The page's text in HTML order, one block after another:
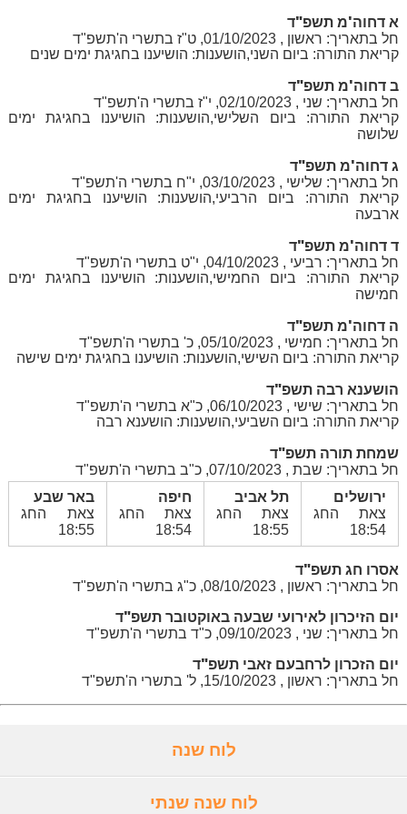
א דחוה'מ תשפ"ד
חל בתאריך: ראשון , 01/10/2023, ט"ז בתשרי ה'תשפ"ד
קריאת התורה: ביום השני,הושענות: הושיענו בחגיגת ימים שנים
ב דחוה'מ תשפ"ד
חל בתאריך: שני , 02/10/2023, י"ז בתשרי ה'תשפ"ד
קריאת התורה: ביום השלישי,הושענות: הושיענו בחגיגת ימים
שלושה
ג דחוה'מ תשפ"ד
חל בתאריך: שלישי , 03/10/2023, י"ח בתשרי ה'תשפ"ד
קריאת התורה: ביום הרביעי,הושענות: הושיענו בחגיגת ימים
ארבעה
ד דחוה'מ תשפ"ד
חל בתאריך: רביעי , 04/10/2023, י"ט בתשרי ה'תשפ"ד
קריאת התורה: ביום החמישי,הושענות: הושיענו בחגיגת ימים
חמישה
ה דחוה'מ תשפ"ד
חל בתאריך: חמישי , 05/10/2023, כ' בתשרי ה'תשפ"ד
קריאת התורה: ביום השישי,הושענות: הושיענו בחגיגת ימים שישה
הושענא רבה תשפ"ד
חל בתאריך: שישי , 06/10/2023, כ"א בתשרי ה'תשפ"ד
קריאת התורה: ביום השביעי,הושענות: הושענא רבה
שמחת תורה תשפ"ד
חל בתאריך: שבת , 07/10/2023, כ"ב בתשרי ה'תשפ"ד
ירושלים
צאת החג
18:54
תל אביב
צאת החג
18:55
חיפה
צאת החג
18:54
באר שבע
צאת החג
18:55
אסרו חג תשפ"ד
חל בתאריך: ראשון , 08/10/2023, כ"ג בתשרי ה'תשפ"ד
יום הזיכרון לאירועי שבעה באוקטובר תשפ"ד
חל בתאריך: שני , 09/10/2023, כ"ד בתשרי ה'תשפ"ד
יום הזכרון לרחבעם זאבי תשפ"ד
חל בתאריך: ראשון , 15/10/2023, ל' בתשרי ה'תשפ"ד
לוח שנה
לוח שנה שנתי